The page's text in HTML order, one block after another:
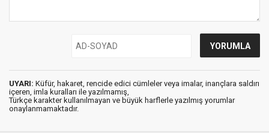
UYARI: Küfür, hakaret, rencide edici cümleler veya imalar, inançlara saldırı
içeren, imla kuralları ile yazılmamış,
Türkçe karakter kullanılmayan ve büyük harflerle yazılmış yorumlar
onaylanmamaktadır.